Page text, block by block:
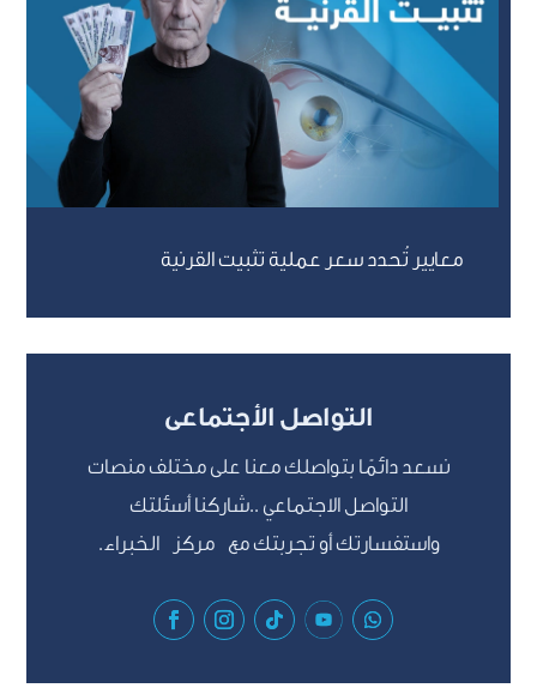
معايير تُحدد سعر عملية تثبيت القرنية
التواصل الأجتماعى
نسعد دائمًا بتواصلك معنا على مختلف منصات
التواصل الاجتماعي ..شاركنا أسئلتك
واستفسارتك أو تجربتك مع مركز الخبراء.